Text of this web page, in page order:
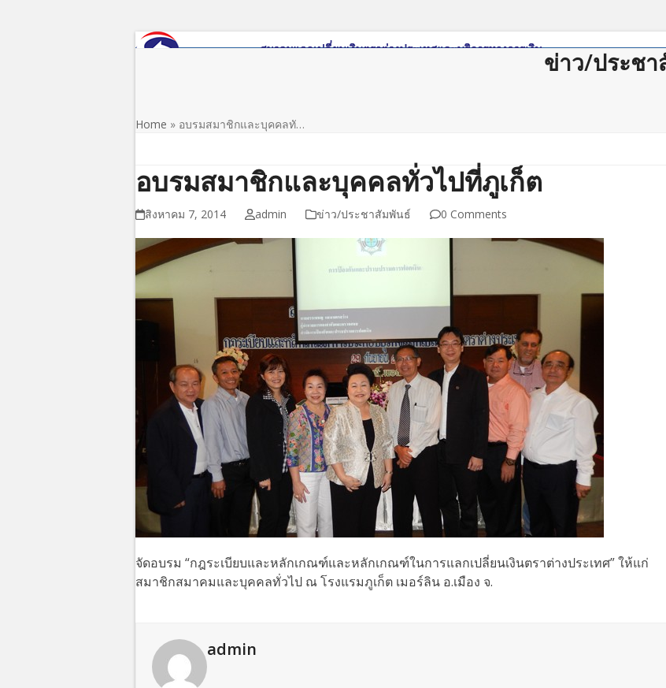
ข่าว/ประช
Home » อบรมสมาชิกและบุคคลทั…
อบรมสมาชิกและบุคคลทั่วไปที่ภูเก็ต
สิงหาคม 7, 2014 admin ข่าว/ประชาสัมพันธ์ 0 Comments
จัดอบรม “กฎระเบียบและหลักเกณฑ์และหลักเกณฑ์ในการแลกเปลี่ยนเงินตราต่างประเทศ”ให้แก่
สมาชิกสมาคมและบุคคลทั่วไป ณ โรงแรมภูเก็ต เมอร์ลิน อ.เมือง จ.
admin